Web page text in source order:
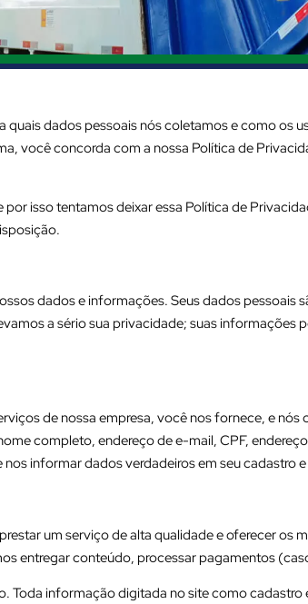
quais dados pessoais nós coletamos e como os
você concorda com a nossa Política de
isso tentamos deixar essa Política de
dados e informações. Seus dados pessoais
a sério sua privacidade; suas
de nossa empresa, você nos fornece, e
completo, endereço de e-mail, CPF,
informar dados verdadeiros em seu cadastro
um serviço de alta qualidade e oferecer os
entregar conteúdo, processar pagamentos
Toda informação digitada no site como